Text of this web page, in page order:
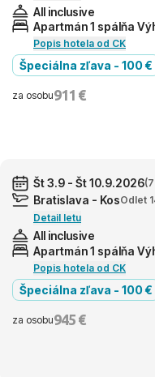
All inclusive
Apartmán 1 spálňa
Popis hotela od CK
Špeciálna zľava - 100 €
za osobu911 €
Št 3.9 - Št 10.9.2026
Bratislava - KosOdlet
Detail letu
All inclusive
Apartmán 1 spálňa
Popis hotela od CK
Špeciálna zľava - 100 €
za osobu945 €